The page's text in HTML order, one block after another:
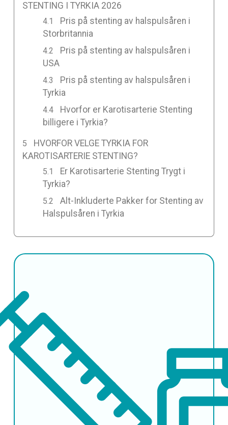
STENTING I TYRKIA 2026
Pris på stenting av halspulsåren i
Storbritannia
Pris på stenting av halspulsåren i
USA
Pris på stenting av halspulsåren i
Tyrkia
Hvorfor er Karotisarterie Stenting
billigere i Tyrkia?
HVORFOR VELGE TYRKIA FOR
KAROTISARTERIE STENTING?
Er Karotisarterie Stenting Trygt i
Tyrkia?
Alt-Inkluderte Pakker for Stenting av
Halspulsåren i Tyrkia